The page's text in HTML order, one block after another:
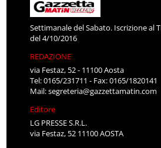
Settimanale del Sabato. Iscrizione al
del 4/10/2016
REDAZIONE
via Festaz, 52 - 11100 Aosta
Tel: 0165/231711 - Fax: 0165/1820141
Mail:segreteria@gazzettamatin.com
Editore
LG PRESSE S.R.L.
via Festaz, 52 11100 AOSTA